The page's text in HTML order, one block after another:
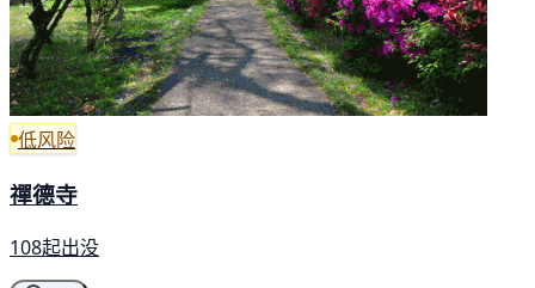
低风险
禪德寺
108起出没